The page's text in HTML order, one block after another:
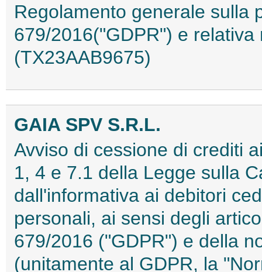
Regolamento generale sulla
679/2016("GDPR") e
(TX23AAB9675)
GAIA SPV S.R.L.
Avviso di cessione di crediti
1, 4 e 7.1 della Legge sulla
dall'informativa ai debitori
personali, ai sensi degli
679/2016 ("GDPR") e della
(unitamente al GDPR, la